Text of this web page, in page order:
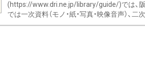
(https://www.dri.ne.jp/library/guide/)では、阪
では一次資料（モノ・紙・写真・映像音声）、二